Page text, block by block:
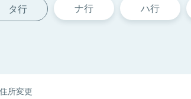
タ行 ナ行 ハ行
所変更